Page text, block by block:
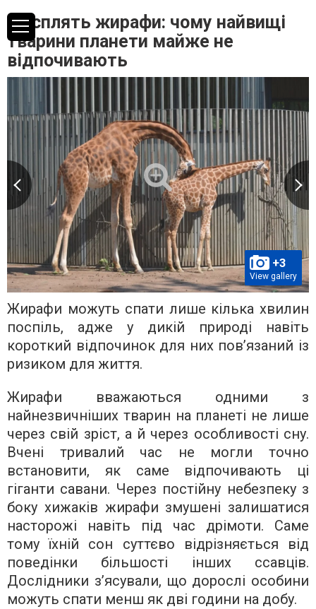
Як сплять жирафи: чому найвищі
тварини планети майже не
відпочивають
+3
View gallery
Жирафи можуть спати лише кілька хвилин
поспіль, адже у дикій природі навіть
короткий відпочинок для них пов’язаний із
ризиком для життя.
Жирафи вважаються одними з
найнезвичніших тварин на планеті не лише
через свій зріст, а й через особливості сну.
Вчені тривалий час не могли точно
встановити, як саме відпочивають ці
гіганти савани. Через постійну небезпеку з
боку хижаків жирафи змушені залишатися
насторожі навіть під час дрімоти. Саме
тому їхній сон суттєво відрізняється від
поведінки більшості інших ссавців.
Дослідники з’ясували, що дорослі особини
можуть спати менш як дві години на добу.